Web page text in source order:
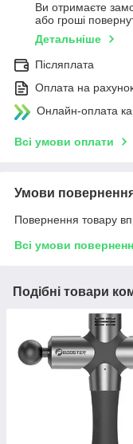
Ви отримаєте
або гроші
Детальніше
Післяплата
Оплата на
Онлайн-оплата
Всі умови оплати
Умови
Повернення товару
Всі умови
Подібні товари